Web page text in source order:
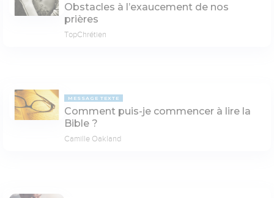
Obstacles à l’exaucement de nos
prières
TopChrétien
MESSAGE TEXTE
Comment puis-je commencer à lire la
Bible ?
Camille Oakland